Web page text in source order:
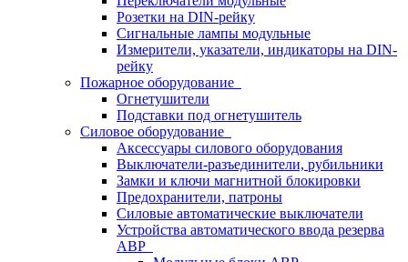
Розетки на DIN-рейку
Сигнальные лампы модульные
Измерители, указатели, индикаторы на DIN-
рейку
Пожарное оборудование
Огнетушители
Подставки под огнетушитель
Силовое оборудование
Аксессуары силового оборудования
Выключатели-разъединители, рубильники
Замки и ключи магнитной блокировки
Предохранители, патроны
Силовые автоматические выключатели
Устройства автоматического ввода резерва
АВР